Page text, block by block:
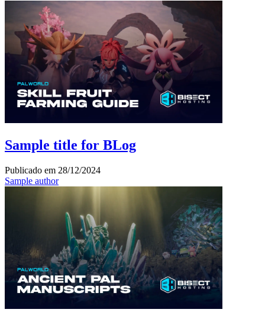
Sample title for BLog
Publicado em 28/12/2024
Sample author